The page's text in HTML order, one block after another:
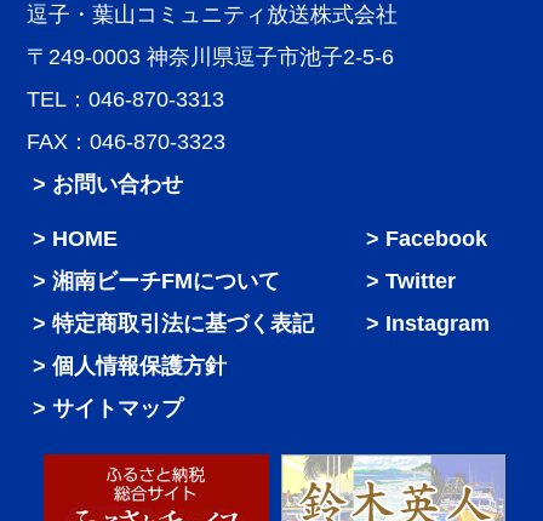
逗子・葉山コミュニティ放送株式会社
〒249-0003 神奈川県逗子市池子2-5-6
TEL：046-870-3313
FAX：046-870-3323
> お問い合わせ
HOME
湘南ビーチFMについて
特定商取引法に基づく表記
個人情報保護方針
サイトマップ
Facebook
Twitter
Instagram